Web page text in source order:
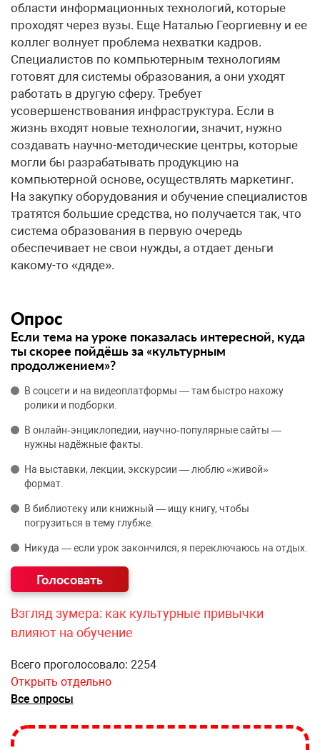
области информационных технологий, которые
проходят через вузы. Еще Наталью Георгиевну и ее
коллег волнует проблема нехватки кадров.
Специалистов по компьютерным технологиям
готовят для системы образования, а они уходят
работать в другую сферу. Требует
усовершенствования инфраструктура. Если в
жизнь входят новые технологии, значит, нужно
создавать научно-методические центры, которые
могли бы разрабатывать продукцию на
компьютерной основе, осуществлять маркетинг.
На закупку оборудования и обучение специалистов
тратятся большие средства, но получается так, что
система образования в первую очередь
обеспечивает не свои нужды, а отдает деньги
какому-то «дяде».
Опрос
Если тема на уроке показалась интересной, куда
ты скорее пойдёшь за «культурным
продолжением»?
В соцсети и на видеоплатформы — там быстро нахожу
ролики и подборки.
В онлайн‑энциклопедии, научно‑популярные сайты —
нужны надёжные факты.
На выставки, лекции, экскурсии — люблю «живой»
формат.
В библиотеку или книжный — ищу книгу, чтобы
погрузиться в тему глубже.
Никуда — если урок закончился, я переключаюсь на отдых.
Взгляд зумера: как культурные привычки
влияют на обучение
Всего проголосовало: 2254
Открыть отдельно
Все опросы